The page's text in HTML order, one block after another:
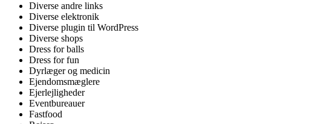
Diverse andre links
Diverse elektronik
Diverse plugin til WordPress
Diverse shops
Dress for balls
Dress for fun
Dyrlæger og medicin
Ejendomsmæglere
Ejerlejligheder
Eventbureauer
Fastfood